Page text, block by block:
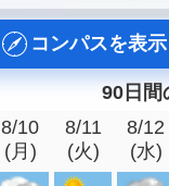
コンパスを表示
90日間
8/10
(月)
8/11
(火)
8/12
(水)